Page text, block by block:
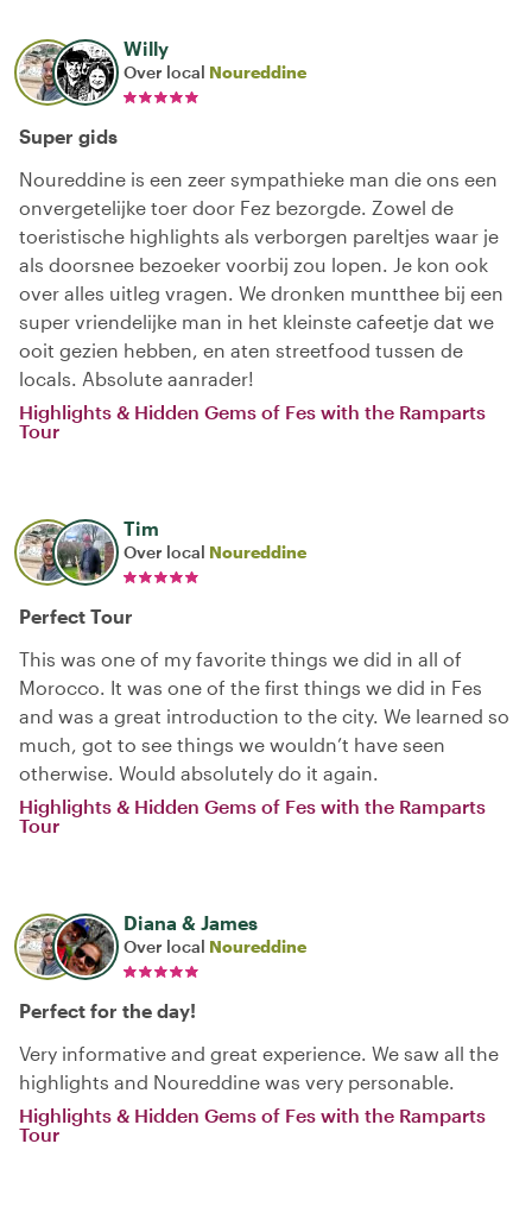
Willy
Over local Noureddine
Super gids
Noureddine is een zeer sympathieke man die ons een
onvergetelijke toer door Fez bezorgde. Zowel de
toeristische highlights als verborgen pareltjes waar je
als doorsnee bezoeker voorbij zou lopen. Je kon ook
over alles uitleg vragen. We dronken muntthee bij een
super vriendelijke man in het kleinste cafeetje dat we
ooit gezien hebben, en aten streetfood tussen de
locals. Absolute aanrader!
Highlights & Hidden Gems of Fes with the Ramparts
Tour
Tim
Over local Noureddine
Perfect Tour
This was one of my favorite things we did in all of
Morocco. It was one of the first things we did in Fes
and was a great introduction to the city. We learned so
much, got to see things we wouldn’t have seen
otherwise. Would absolutely do it again.
Highlights & Hidden Gems of Fes with the Ramparts
Tour
Diana & James
Over local Noureddine
Perfect for the day!
Very informative and great experience. We saw all the
highlights and Noureddine was very personable.
Highlights & Hidden Gems of Fes with the Ramparts
Tour